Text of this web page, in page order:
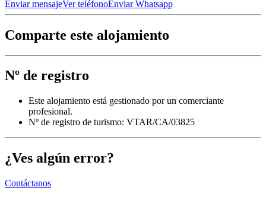
Enviar mensajeVer teléfonoEnviar Whatsapp
Comparte este alojamiento
Nº de registro
Este alojamiento está gestionado por un comerciante
profesional.
Nº de registro de turismo: VTAR/CA/03825
¿Ves algún error?
Contáctanos